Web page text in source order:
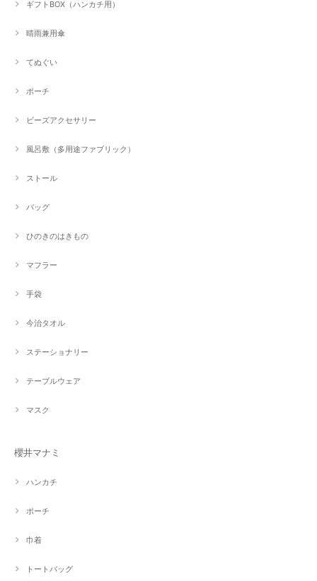
ギフトBOX（ハンカチ用）
晴雨兼用傘
てぬぐい
ポーチ
ビーズアクセサリー
風呂敷（多用途ファブリック）
ストール
バッグ
ひのきのはきもの
マフラー
手袋
今治タオル
ステーショナリー
テーブルウェア
マスク
櫻井マナミ
ハンカチ
ポーチ
巾着
トートバッグ